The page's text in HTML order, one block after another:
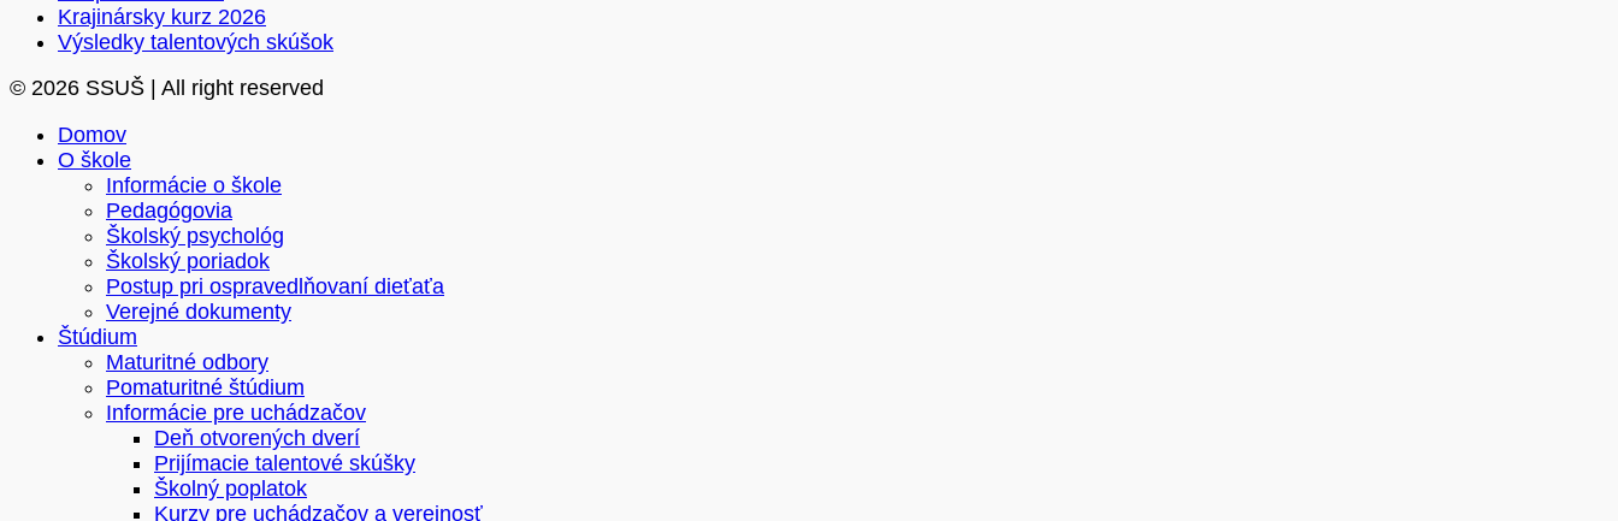
Krajinársky kurz 2026
Výsledky talentových skúšok
© 2026 SSUŠ | All right reserved
Domov
O škole
Informácie o škole
Pedagógovia
Školský psychológ
Školský poriadok
Postup pri ospravedlňovaní dieťaťa
Verejné dokumenty
Štúdium
Maturitné odbory
Pomaturitné štúdium
Informácie pre uchádzačov
Deň otvorených dverí
Prijímacie talentové skúšky
Školný poplatok
Kurzy pre uchádzačov a verejnosť